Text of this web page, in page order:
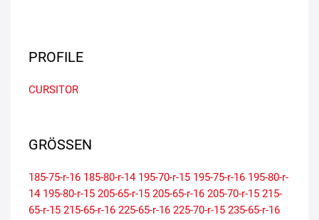
PROFILE
CURSITOR
GRÖSSEN
185-75-r-16 185-80-r-14 195-70-r-15 195-75-r-16 195-80-r-
14 195-80-r-15 205-65-r-15 205-65-r-16 205-70-r-15 215-
65-r-15 215-65-r-16 225-65-r-16 225-70-r-15 235-65-r-16